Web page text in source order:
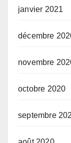
janvier 2021
décembre
novembre
octobre 2020
septembre